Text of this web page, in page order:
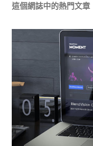
這個網誌中的熱門文章